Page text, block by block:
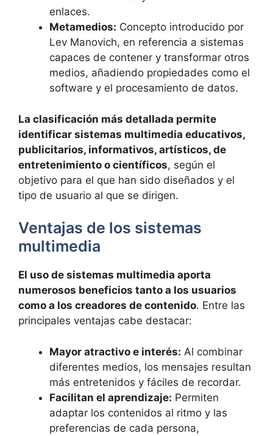
enlaces.
Metamedios: Concepto introducido por
Lev Manovich, en referencia a sistemas
capaces de contener y transformar otros
medios, añadiendo propiedades como el
software y el procesamiento de datos.
La clasificación más detallada permite
identificar sistemas multimedia educativos,
publicitarios, informativos, artísticos, de
entretenimiento o científicos, según el
objetivo para el que han sido diseñados y el
tipo de usuario al que se dirigen.
Ventajas de los sistemas
multimedia
El uso de sistemas multimedia aporta
numerosos beneficios tanto a los usuarios
como a los creadores de contenido. Entre las
principales ventajas cabe destacar:
Mayor atractivo e interés: Al combinar
diferentes medios, los mensajes resultan
más entretenidos y fáciles de recordar.
Facilitan el aprendizaje: Permiten
adaptar los contenidos al ritmo y las
preferencias de cada persona,